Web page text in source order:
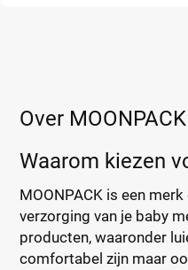
Over MOONPACK
Waarom kiezen
MOONPACK is een
verzorging van je baby
producten, waaronder
comfortabel zijn maar